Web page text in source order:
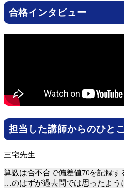
合格インタビュー
担当した講師からのひと
算数は合不合で偏差値70を記録す
…のはずが過去問では思ったよう